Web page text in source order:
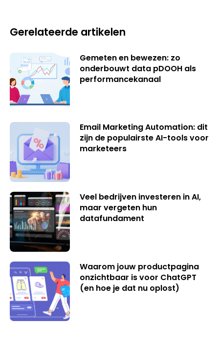
Gerelateerde artikelen
Gemeten en bewezen: zo
onderbouwt data pDOOH als
performancekanaal
Email Marketing Automation: dit
zijn de populairste AI-tools voor
marketeers
Veel bedrijven investeren in AI,
maar vergeten hun
datafundament
Waarom jouw productpagina
onzichtbaar is voor ChatGPT
(en hoe je dat nu oplost)